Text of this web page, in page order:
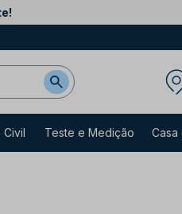
Civil Teste e Medição Casa